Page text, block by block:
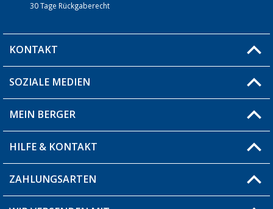
30 Tage Rückgaberecht
KONTAKT
Du hast eine Frage?
Filiale finden
SOZIALE MEDIEN
MEIN BERGER
Blog
Produkttester
HILFE & KONTAKT
Fragen & Antworten / FAQ
ZAHLUNGSARTEN